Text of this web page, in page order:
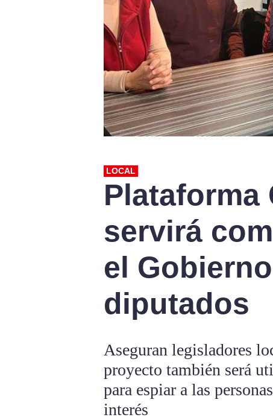
LOCAL
Plataforma
servirá
el
diputados
Aseguran legisladores
proyecto también será
para espiar a las
interés